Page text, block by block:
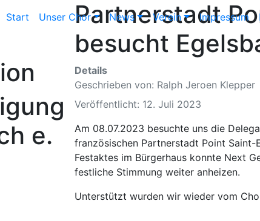
Start Unser Chor News Verein Impressum
e.
Partnerstadt
besucht
Details
Geschrieben von: Ralph Jeroen Klepper
Veröffentlicht: 12. Juli 2023
Am 08.07.2023 besuchte uns die
französischen Partnerstadt Point Saint-
Festaktes im Bürgerhaus konnte Next
festliche Stimmung weiter anheizen.
Unterstützt wurden wir wieder vom